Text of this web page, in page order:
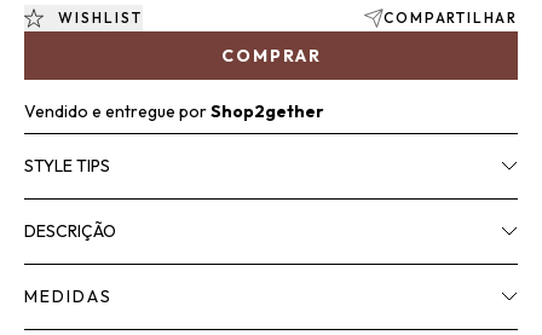
COMPRAR
WISHLIST COMPARTILHAR
Vendido e entregue porShop2gether
STYLE TIPS
DESCRIÇÃO
MEDIDAS